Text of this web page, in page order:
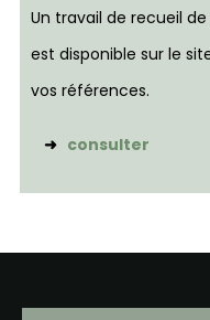
Un travail de recueil
est disponible sur le
vos références.
➜ consulter